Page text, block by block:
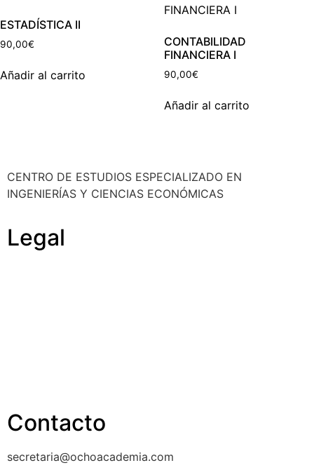
ESTADÍSTICA II
90,00€
Añadir al carrito
CONTABILIDAD
FINANCIERA I
90,00€
Añadir al carrito
CENTRO DE ESTUDIOS ESPECIALIZADO EN
INGENIERÍAS Y CIENCIAS ECONÓMICAS
Legal
Contacto
secretaria@ochoacademia.com